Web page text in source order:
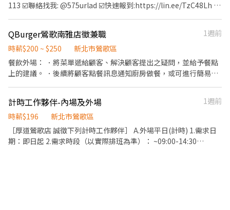
歌區中正三路143號 鶯歌中正店 新北市鶯歌區中正一路92號 -以上
班別】 夜班時段：23:30–03:30（跨日夜班），實際上班時間依門
市安排為主。 每日跑點約3–10間門市。需可配合(早班/晚班)擇一實
習4~6天。 . ⭐【工作地點】： 鶯歌永明 - 智取店 新北市鶯歌區永明
街73-2號1樓 鶯歌鶯桃 - 智取店 新北市鶯歌區鶯桃路360號1、2樓
鶯歌鳳鳴 - 智取店 新北市鶯歌區鶯桃路624號1樓 鶯歌南雅 - 智取店
新北市鶯歌區南雅路13號1樓 鶯歌永明 - 智取店 新北市鶯歌區永明
街73-2號1樓 鶯歌南雅 - 智取店 新北市鶯歌區南雅路13號1樓 鶯歌
尖山 - 智取店 新北市鶯歌區尖山路177號與179號1樓 鶯歌忠孝 - 智
取店 新北市鶯歌區中正一路262之3號1樓 鶯歌永智 - 智取店 新北市
鶯歌區鶯桃路154號1樓 ⭐【福利】：三節禮品或禮金、結婚生育禮
金、喪儀慰問金(到職滿一個月即可享有)、另外教育訓練、實習皆有
支薪且享勞健團保完整保障
入好友 ❤️紫玲小姐 ❤️請加@zz168168(記得加@)
https://lin.ee/Ki9Xgq9 (或點選網址直接加入)
113 ☑️聯絡找我: @575urlad ☑️快速報到:https://lin.ee/TzC48Lh 加
內容】 組裝線： 成品包裝/組立等作業 需長時間久站作業、細心
⭕【工作時間】 日班08:00 ~ 17:00 (需配合加班至19:30) (假日需配
合訂單加班) ⭕【薪資待遇】時薪200，加班費196倍數計算 ⭕【休
假制度】週休二日 ⭕【工作福利】 1.公司團體保險 2.三節禮品或禮
⭕【工作地點】新北市鶯歌區中正三路448巷
QBurger鶯歌南雅店徵兼職
1週前
時薪$200 ~ $250
新北市鶯歌區
餐飲外場： ．將菜單遞給顧客、解決顧客提出之疑問，並給予餐點
上的建議。 ．後續將顧客點餐訊息通知廚房做餐，或可進行簡易餐
擔任廚師的助手，處理烹飪前與烹飪中之準備工作與其他餐廳相關
事務。 ．負責洗、剝、削、切各種食材。 ．負責清理工作環境、設
備和餐具。 ．準備不同餐點所需要的食材。 ．協助測量食材的容量
與重量。 ．負責擺盤、打包外帶服務。
計時工作夥伴-內場及外場
1週前
時薪$196
新北市鶯歌區
［厚道鶯歌店 誠徵下列計時工作夥伴］ A.外場平日(計時) 1.需求日
期：即日起 2.需求時段（以實際排班為準）： ~09:00-14:30